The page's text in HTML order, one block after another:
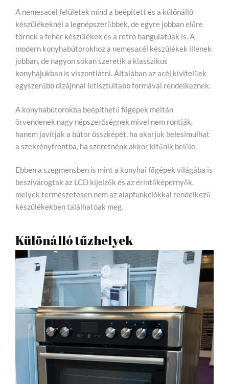
A nemesacél felületek mind a beépített és a különálló
készülékeknél a legnépszerűbbek, de egyre jobban előre
törnek a fehér készülékek és a retró hangulatúak is. A
modern konyhabútorokhoz a nemesacél készülékek illenek
jobban, de nagyon sokan szeretik a klasszikus
konyhájukban is viszontlátni. Általában az acél kivitelűek
egyszerűbb dizájnnal letisztultabb formával rendelkeznek.
A konyhabútorokba beépíthető főgépek méltán
örvendenek nagy népszerűségnek mivel nem rontják,
hanem javítják a bútor összképét, ha akarjuk belesimulhat
a szekrényfrontba, ha szeretnénk akkor kitűnik belőle.
Ebben a szegmensben is mint a konyhai főgépek világába is
beszivárogtak az LCD kijelzők és az érintőképernyők,
melyek természetesen nem az alapfunkciókkal rendelkező
készülékekben találhatóak meg.
Különálló tűzhelyek